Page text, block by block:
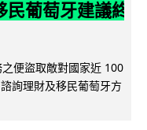
葡萄牙建議終
便盜取敵對國家近 100
詢理財及移民葡萄牙方